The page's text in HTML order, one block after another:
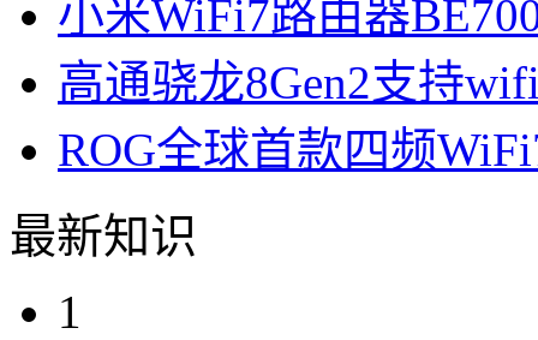
小米WiFi7路由器
高通骁龙8Gen2支持
ROG全球首款四频
最新知识
1